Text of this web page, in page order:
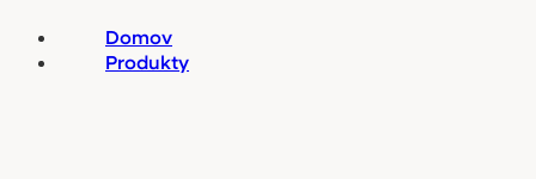
Domov
Produkty